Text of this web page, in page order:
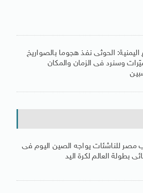
اليمنية: الحوثى نفذ هجوما بالصواريخ
وسنرد فى الزمان والمكان
مصر للناشئات يواجه الصين اليوم فى
بطولة العالم لكرة اليد